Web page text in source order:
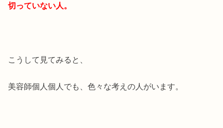
切っていない人。
こうして見てみると、
美容師個人個人でも、色々な考えの人がいます。